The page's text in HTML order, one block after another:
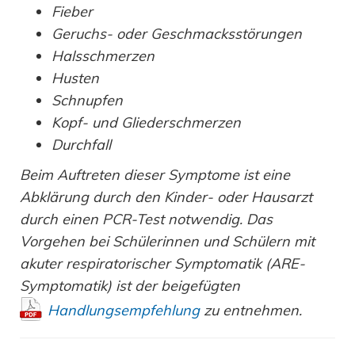
Fieber
Geruchs- oder Geschmacksstörungen
Halsschmerzen
Husten
Schnupfen
Kopf- und Gliederschmerzen
Durchfall
Beim Auftreten dieser Symptome ist eine
Abklärung durch den Kinder- oder Hausarzt
durch einen PCR-Test notwendig. Das
Vorgehen bei Schülerinnen und Schülern mit
akuter respiratorischer Symptomatik (ARE-
Symptomatik) ist der beigefügten
Handlungsempfehlungzu entnehmen.